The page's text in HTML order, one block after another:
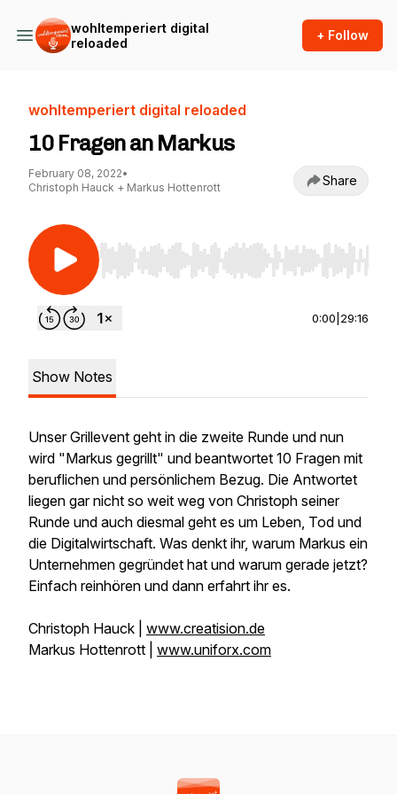
wohltemperiert digital
reloaded
+ Follow
wohltemperiert digital reloaded
10 Fragen an Markus
February 08, 2022•
Christoph Hauck + Markus Hottenrott
Share
Use Left/Right to seek, Home/End to jump to
0:00 29:16
Show Notes
Unser Grillevent geht in die zweite Runde und nun
wird "Markus gegrillt" und beantwortet 10 Fragen mit
beruflichen und persönlichem Bezug. Die Antwortet
liegen gar nicht so weit weg von Christoph seiner
Runde und auch diesmal geht es um Leben, Tod und
die Digitalwirtschaft. Was denkt ihr, warum Markus ein
Unternehmen gegründet hat und warum gerade jetzt?
Einfach reinhören und dann erfahrt ihr es.
Christoph Hauck | www.creatision.de
Markus Hottenrott | www.uniforx.com